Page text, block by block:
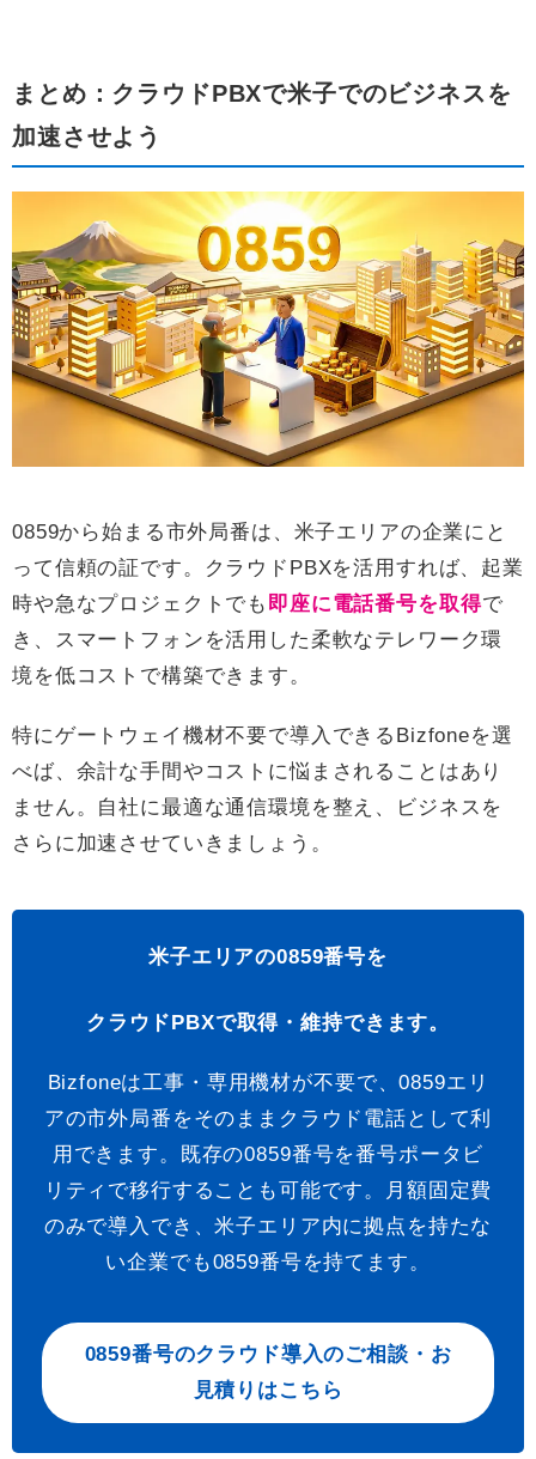
まとめ：クラウドPBXで米子でのビジネスを
加速させよう
0859から始まる市外局番は、米子エリアの企業にと
って信頼の証です。クラウドPBXを活用すれば、起業
時や急なプロジェクトでも 即座に電話番号を取得で
き、スマートフォンを活用した柔軟なテレワーク環
境を低コストで構築できます。
特にゲートウェイ機材不要で導入できるBizfoneを選
べば、余計な手間やコストに悩まされることはあり
ません。自社に最適な通信環境を整え、ビジネスを
さらに加速させていきましょう。
米子エリアの0859番号を
クラウドPBXで取得・維持できます。
Bizfoneは工事・専用機材が不要で、0859エリ
アの市外局番をそのままクラウド電話として利
用できます。既存の0859番号を番号ポータビ
リティで移行することも可能です。月額固定費
のみで導入でき、米子エリア内に拠点を持たな
い企業でも0859番号を持てます。
0859番号のクラウド導入のご相談・お
見積りはこちら